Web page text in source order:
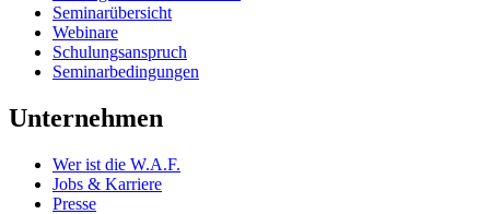
Seminarübersicht
Webinare
Schulungsanspruch
Seminarbedingungen
Unternehmen
Wer ist die W.A.F.
Jobs & Karriere
Presse